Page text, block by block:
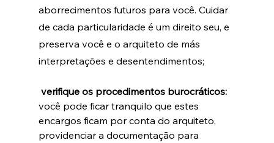
aborrecimentos futuros para você. Cuidar
de cada particularidade é um direito seu, e
preserva você e o arquiteto de más
interpretações e desentendimentos;
verifique os procedimentos burocráticos:
você pode ficar tranquilo que estes
encargos ficam por conta do arquiteto,
providenciar a documentação para